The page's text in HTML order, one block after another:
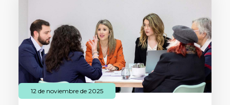
12 de noviembre de 2025